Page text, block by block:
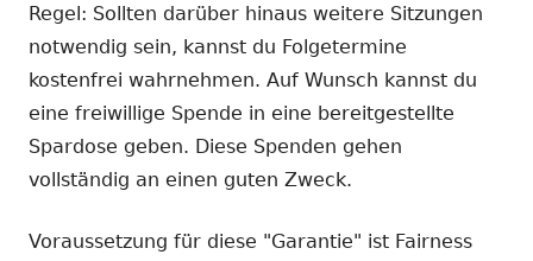
Regel: Sollten darüber hinaus weitere Sitzungen
notwendig sein, kannst du Folgetermine
kostenfrei wahrnehmen. Auf Wunsch kannst du
eine freiwillige Spende in eine bereitgestellte
Spardose geben. Diese Spenden gehen
vollständig an einen guten Zweck.
Voraussetzung für diese "Garantie" ist Fairness